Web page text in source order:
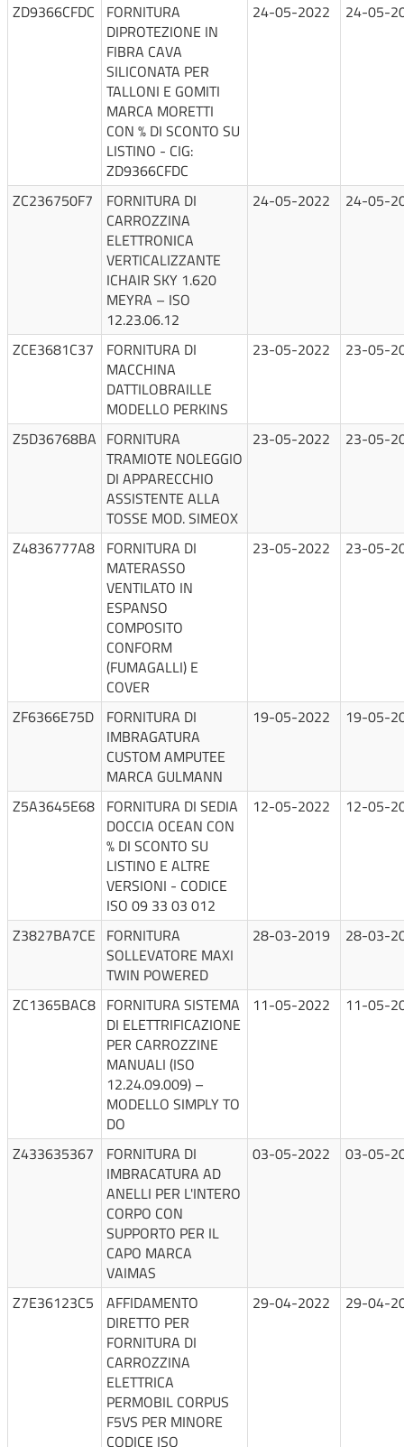
ZD9366CFDC
FORNITURA
DIPROTEZIONE IN
FIBRA CAVA
SILICONATA PER
TALLONI E GOMITI
MARCA MORETTI
CON % DI SCONTO SU
LISTINO - CIG:
ZD9366CFDC
24-05-2022 24-05-
ZC236750F7
FORNITURA DI
CARROZZINA
ELETTRONICA
VERTICALIZZANTE
ICHAIR SKY 1.620
MEYRA – ISO
12.23.06.12
24-05-2022 24-05-
ZCE3681C37
FORNITURA DI
MACCHINA
DATTILOBRAILLE
MODELLO PERKINS
23-05-2022 23-05-
Z5D36768BA FORNITURA
TRAMIOTE NOLEGGIO
DI APPARECCHIO
ASSISTENTE ALLA
TOSSE MOD. SIMEOX
23-05-2022 23-05-
Z4836777A8 FORNITURA DI
MATERASSO
VENTILATO IN
ESPANSO
COMPOSITO
CONFORM
(FUMAGALLI) E
COVER
23-05-2022 23-05-
ZF6366E75D
FORNITURA DI
IMBRAGATURA
CUSTOM AMPUTEE
MARCA GULMANN
19-05-2022 19-05-
Z5A3645E68 FORNITURA DI SEDIA
DOCCIA OCEAN CON
% DI SCONTO SU
LISTINO E ALTRE
VERSIONI - CODICE
ISO 09 33 03 012
12-05-2022 12-05-
Z3827BA7CE FORNITURA
SOLLEVATORE MAXI
TWIN POWERED
28-03-2019 28-03-
ZC1365BAC8 FORNITURA SISTEMA
DI ELETTRIFICAZIONE
PER CARROZZINE
MANUALI (ISO
12.24.09.009) –
MODELLO SIMPLY TO
DO
11-05-2022 11-05-
Z433635367
FORNITURA DI
IMBRACATURA AD
ANELLI PER L'INTERO
CORPO CON
SUPPORTO PER IL
CAPO MARCA
VAIMAS
03-05-2022 03-05-
Z7E36123C5
AFFIDAMENTO
DIRETTO PER
FORNITURA DI
CARROZZINA
ELETTRICA
PERMOBIL CORPUS
F5VS PER MINORE
CODICE ISO
29-04-2022 29-04-